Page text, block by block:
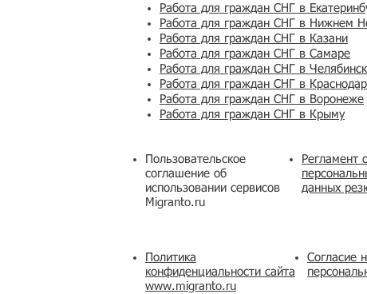
Работа для граждан СНГ в
Работа для граждан СНГ в Нижнем
Работа для граждан СНГ в Казани
Работа для граждан СНГ в Самаре
Работа для граждан СНГ в
Работа для граждан СНГ в
Работа для граждан СНГ в Воронеже
Работа для граждан СНГ в Крыму
Пользовательское
соглашение об
использовании сервисов
Migranto.ru
Регламент
данных
Политика
конфиденциальности сайта
www.migranto.ru
Согласие